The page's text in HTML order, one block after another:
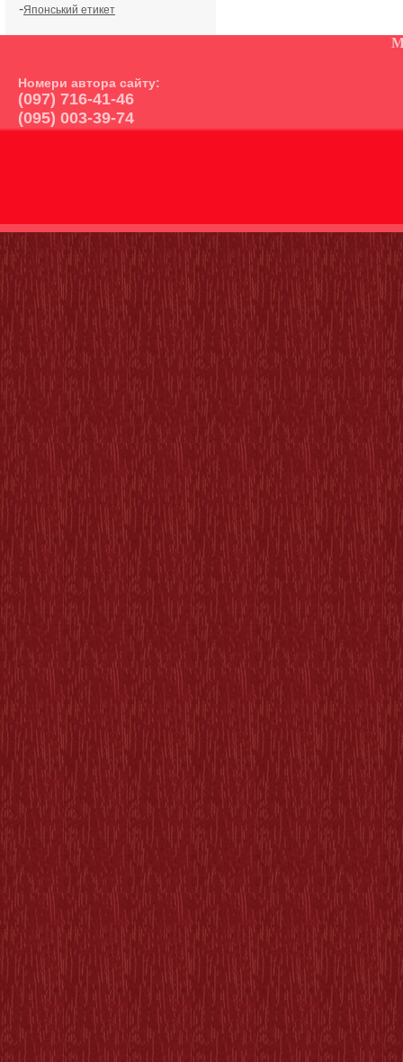
-Японський етикет
Номери автора сайту:
(097) 716-41-46
(095) 003-39-74